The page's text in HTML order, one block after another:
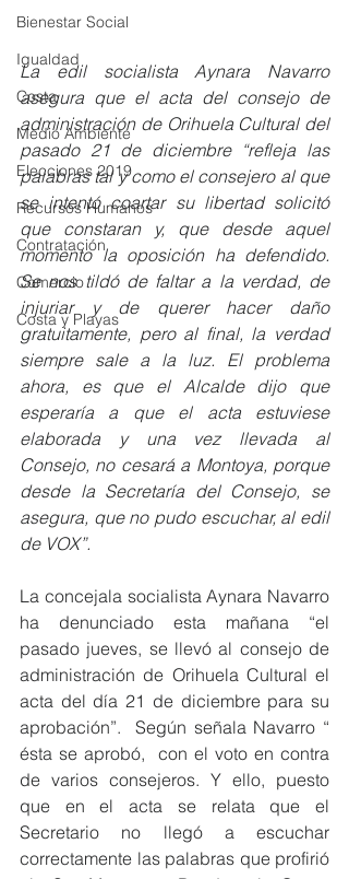
Bienestar Social
Igualdad
Costa
Medio Ambiente
Elecciones 2019
Recursos Humanos
Contratación
Comercio
Costa y Playas
La edil socialista Aynara Navarro
asegura que el acta del consejo de
administración de Orihuela Cultural del
pasado 21 de diciembre “refleja las
palabras tal y como el consejero al que
se intentó coartar su libertad solicitó
que constaran y, que desde aquel
momento la oposición ha defendido.
Se nos tildó de faltar a la verdad, de
injuriar y de querer hacer daño
gratuitamente, pero al final, la verdad
siempre sale a la luz. El problema
ahora, es que el Alcalde dijo que
esperaría a que el acta estuviese
elaborada y una vez llevada al
Consejo, no cesará a Montoya, porque
desde la Secretaría del Consejo, se
asegura, que no pudo escuchar, al edil
de VOX”.
La concejala socialista Aynara Navarro
ha denunciado esta mañana “el
pasado jueves, se llevó al consejo de
administración de Orihuela Cultural el
acta del día 21 de diciembre para su
aprobación”.  Según señala Navarro “
ésta se aprobó,  con el voto en contra
de varios consejeros. Y ello, puesto
que en el acta se relata que el
Secretario no llegó a escuchar
correctamente las palabras que profirió